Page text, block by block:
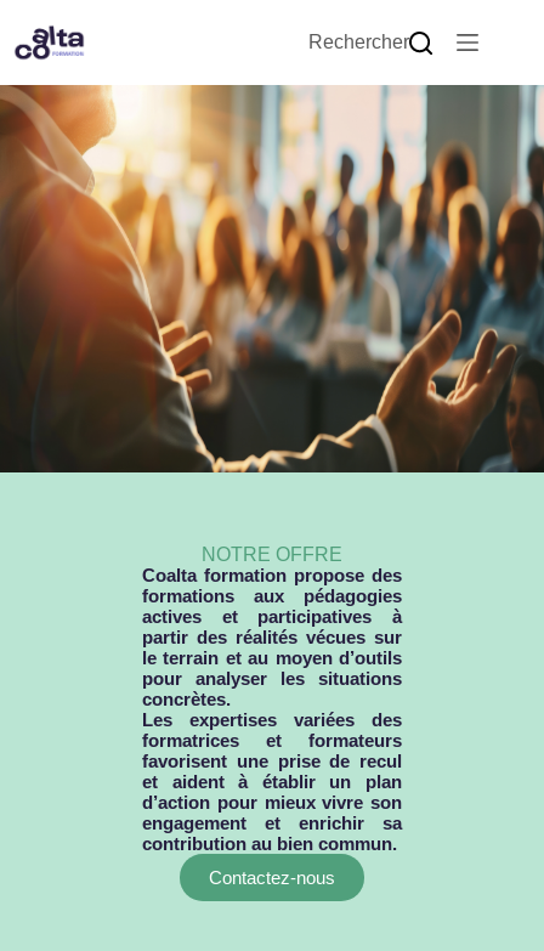
Rechercher
NOTRE OFFRE
Coalta formation propose des
formations aux pédagogies
actives et participatives à
partir des réalités vécues sur
le terrain et au moyen d’outils
pour analyser les situations
concrètes.
Les expertises variées des
formatrices et formateurs
favorisent une prise de recul
et aident à établir un plan
d’action pour mieux vivre son
engagement et enrichir sa
contribution au bien commun.
Contactez-nous